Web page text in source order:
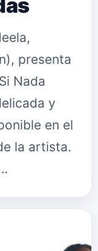
presenta
Nada
y
en el
la artista.